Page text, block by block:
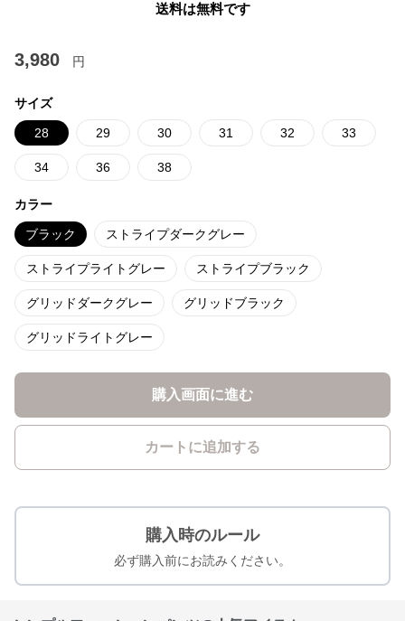
送料は無料です
3,980 円
サイズ
28 29 30 31 32 33
34 36 38
カラー
ブラック ストライプダークグレー
ストライプライトグレー ストライプブラック
グリッドダークグレー グリッドブラック
グリッドライトグレー
購入画面に進む
カートに追加する
購入時のルール
必ず購入前にお読みください。